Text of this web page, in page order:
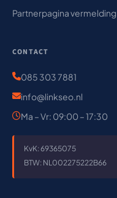
Partnerpagina vermelding
CONTACT
085 303 7881
info@linkseo.nl
Ma – Vr: 09:00 – 17:30
KvK: 69365075
BTW: NL002275222B66